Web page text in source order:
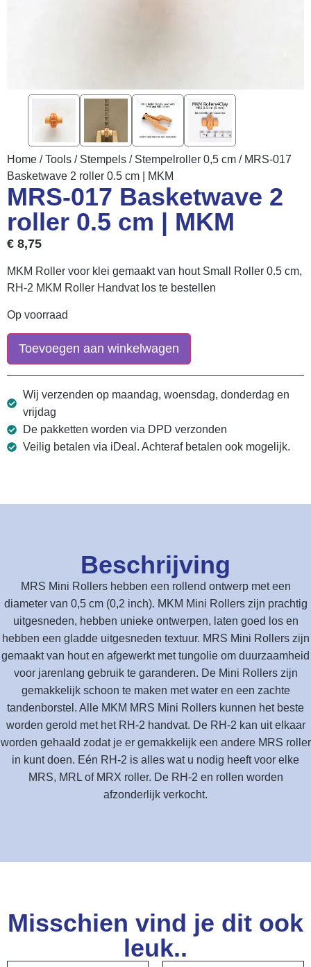
Home /Tools / Stempels / Stempelroller 0,5 cm / MRS-017
Basketwave 2 roller 0.5 cm | MKM
MRS-017 Basketwave 2
roller 0.5 cm | MKM
€ 8,75
MKM Roller voor klei gemaakt van hout Small Roller 0.5 cm,
RH-2 MKM Roller Handvat los te bestellen
Op voorraad
Toevoegen aan winkelwagen
Wij verzenden op maandag, woensdag, donderdag en
vrijdag
De pakketten worden via DPD verzonden
Veilig betalen via iDeal. Achteraf betalen ook mogelijk.
Beschrijving
MRS Mini Rollers hebben een rollend ontwerp met een
diameter van 0,5 cm (0,2 inch). MKM Mini Rollers zijn prachtig
uitgesneden, hebben unieke ontwerpen, laten goed los en
hebben een gladde uitgesneden textuur. MRS Mini Rollers zijn
gemaakt van hout en afgewerkt met tungolie om duurzaamheid
voor jarenlang gebruik te garanderen. De Mini Rollers zijn
gemakkelijk schoon te maken met water en een zachte
tandenborstel. Alle MKM MRS Mini Rollers kunnen het beste
worden gerold met het RH-2 handvat. De RH-2 kan uit elkaar
worden gehaald zodat je er gemakkelijk een andere MRS roller
in kunt doen. Eén RH-2 is alles wat u nodig heeft voor elke
MRS, MRL of MRX roller. De RH-2 en rollen worden
afzonderlijk verkocht.
Misschien vind je dit ook
leuk..